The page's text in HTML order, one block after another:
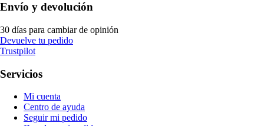
Envío y devolución
30 días para cambiar de opinión
Devuelve tu pedido
Trustpilot
Servicios
Mi cuenta
Centro de ayuda
Seguir mi pedido